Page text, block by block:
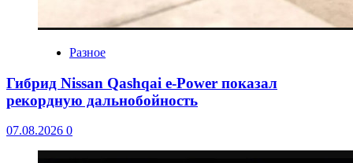
Разное
Гибрид Nissan Qashqai e-Power показал
рекордную дальнобойность
07.08.2026 0